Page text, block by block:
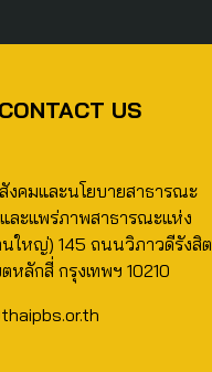
US
งคมและนโยบายสาธารณะ
และแพร่ภาพสาธารณะแห่ง
นใหญ่) 145 ถนนวิภาวดีรังสิต
หลักสี่ กรุงเทพฯ 10210